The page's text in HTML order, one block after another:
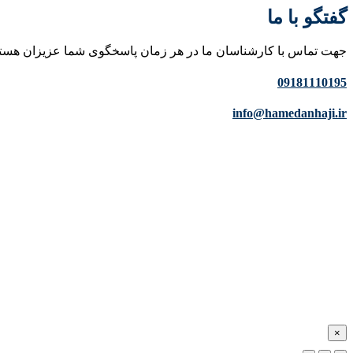
گفتگو با ما
جهت تماس با کارشناسان ما در هر زمان پاسخگوی شما عزیزان
09181110195
info@hamedanhaji.ir
×